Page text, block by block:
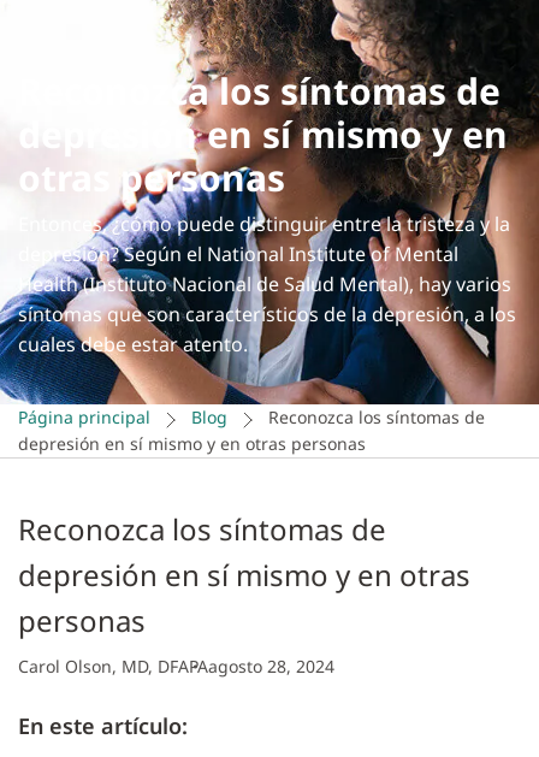
Reconozca los síntomas de
depresión en sí mismo y en
otras personas
Entonces, ¿cómo puede distinguir entre la tristeza y la
depresión? Según el National Institute of Mental
Health (Instituto Nacional de Salud Mental), hay varios
síntomas que son característicos de la depresión, a los
cuales debe estar atento.
Página principal Blog
Reconozca los síntomas de
depresión en sí mismo y en otras personas
Reconozca los síntomas de
depresión en sí mismo y en otras
personas
Carol Olson, MD, DFAPAagosto 28, 2024
En este artículo: